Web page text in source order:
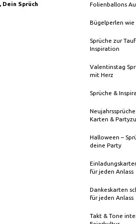
Dein Sprüch Folienballons
Bügelperlen wie
Sprüche zur
Inspiration
Valentinstag
mit Herz
Sprüche &
Karten &
Halloween –
deine Party
für jeden Anlass
Dankeskarten
für jeden Anlass
Takt & Tone